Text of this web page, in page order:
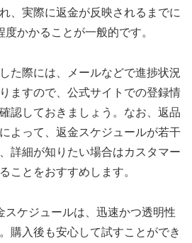
、実際に返金が反映されるまでに
かかることが一般的です。
た際には、メールなどで進捗状況
ますので、公式サイトでの登録情
認しておきましょう。なお、返品
よって、返金スケジュールが若干
詳細が知りたい場合はカスタマー
ことをおすすめします。
スケジュールは、迅速かつ透明性
購入後も安心して試すことができ